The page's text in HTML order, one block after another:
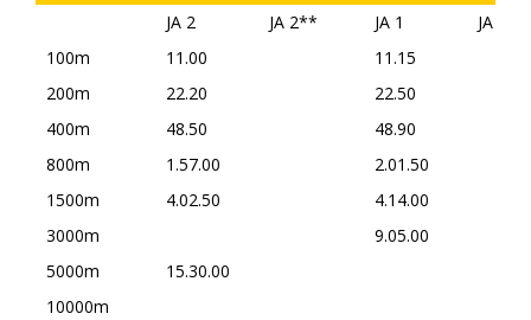
JA 2
JA 2** JA 1
JA 1**
100m
11.00
11.15
200m
22.20
22.50
400m
48.50
48.90
800m
1.57.00
2.01.50
1500m
4.02.50
4.14.00
3000m
9.05.00
5000m
15.30.00
10000m